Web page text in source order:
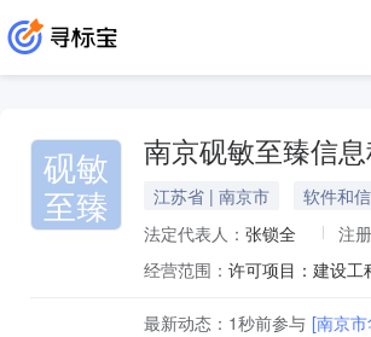
砚敏
至臻
南京砚敏至臻信
江苏省 | 南京市 软件和
法定代表人： 张锁全 注
经营范围：
最新动态： 1秒前参与 [南京